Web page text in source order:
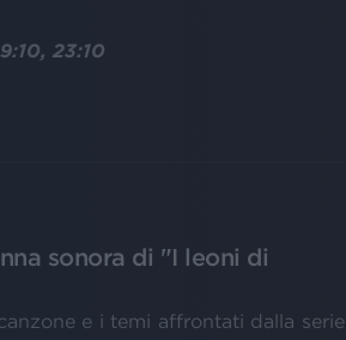
23:10
sonora di "I leoni di
e i temi affrontati dalla serie